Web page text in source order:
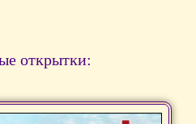
открытки: